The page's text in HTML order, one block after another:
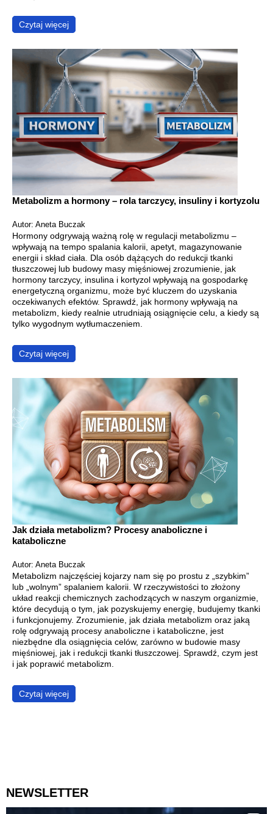
Czytaj więcej
Metabolizm a hormony – rola tarczycy, insuliny i kortyzolu
Autor: Aneta Buczak
Hormony odgrywają ważną rolę w regulacji metabolizmu –
wpływają na tempo spalania kalorii, apetyt, magazynowanie
energii i skład ciała. Dla osób dążących do redukcji tkanki
tłuszczowej lub budowy masy mięśniowej zrozumienie, jak
hormony tarczycy, insulina i kortyzol wpływają na gospodarkę
energetyczną organizmu, może być kluczem do uzyskania
oczekiwanych efektów. Sprawdź, jak hormony wpływają na
metabolizm, kiedy realnie utrudniają osiągnięcie celu, a kiedy są
tylko wygodnym wytłumaczeniem.
Czytaj więcej
Jak działa metabolizm? Procesy anaboliczne i
kataboliczne
Autor: Aneta Buczak
Metabolizm najczęściej kojarzy nam się po prostu z „szybkim”
lub „wolnym” spalaniem kalorii. W rzeczywistości to złożony
układ reakcji chemicznych zachodzących w naszym organizmie,
które decydują o tym, jak pozyskujemy energię, budujemy tkanki
i funkcjonujemy. Zrozumienie, jak działa metabolizm oraz jaką
rolę odgrywają procesy anaboliczne i kataboliczne, jest
niezbędne dla osiągnięcia celów, zarówno w budowie masy
mięśniowej, jak i redukcji tkanki tłuszczowej. Sprawdź, czym jest
i jak poprawić metabolizm.
Czytaj więcej
NEWSLETTER